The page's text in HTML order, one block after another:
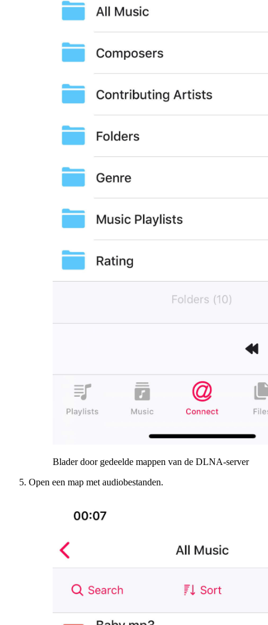
Blader door gedeelde mappen van de DLNA-server
Open een map met audiobestanden.